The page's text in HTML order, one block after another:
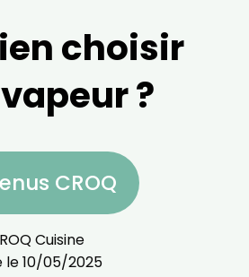
choisir
?
CROQ
Cuisine
le10/05/2025